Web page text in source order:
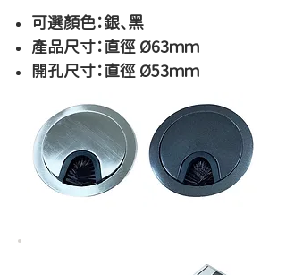
可選顏色：銀、黑
產品尺寸：直徑 Ø63ｍｍ
開孔尺寸：直徑 Ø53ｍｍ